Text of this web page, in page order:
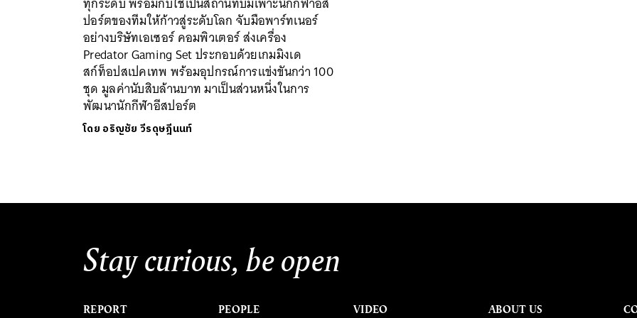
ปอร์ตของทีมให้ก้าวสู่ระดับโลก จับมือพาร์ทเนอร์
อย่างบริษัทเอเซอร์ คอมพิวเตอร์ ส่งเครื่อง
Predator Gaming Set ประกอบด้วยเกมมิงเด
สก์ท็อปสเปคเทพ พร้อมอุปกรณ์การแข่งขันกว่า 100
ชุด มูลค่านับสิบล้านบาท มาเป็นส่วนหนึ่งในการ
พัฒนานักกีฬาอีสปอร์ต
โดย อริญชัย วีรดุษฎีนนท์
Stay curious, be open
REPORT PEOPLE VIDEO ABOUT US